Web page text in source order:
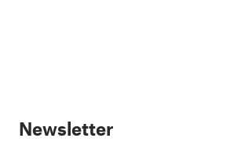
Newsletter